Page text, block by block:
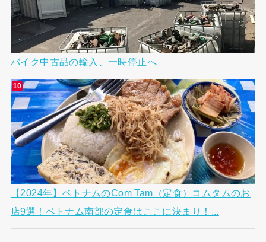
バイク中古品の輸入、一時停止へ
【2024年】ベトナムのCom Tam（定食）コムタムのお
店9選！ベトナム南部の定食はここに決まり！...